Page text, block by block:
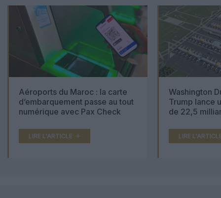
Aéroports du Maroc : la carte
d’embarquement passe au tout
numérique avec Pax Check
LIRE L'ARTICLE
Washington
Trump lance
de 22,5
LIRE